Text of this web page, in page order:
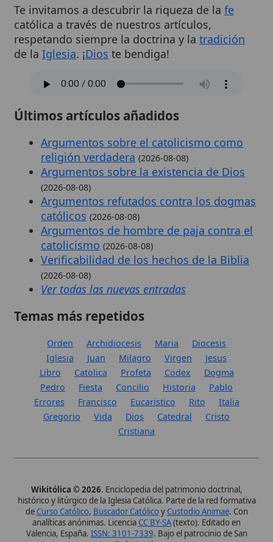
Argumentos de hombre de paja contra el
catolicismo (2026-08-08)
Verificabilidad de los hechos de la Biblia
(2026-08-08)
Ver todas las nuevas entradas
Temas más repetidos
Archidiocesis Maria
Iglesia
Juan Milagro Virgen
Libro
Catolica Profeta Codex
Dogma
Pedro
Fiesta Concilio Historia Pablo
Errores Francisco Eucaristico Rito
Gregorio Vida Dios Catedral
Cristo
Wikitólica © 2026. Enciclopedia del patrimonio doctrinal,
histórico y litúrgico de la Iglesia Católica. Parte de la red formativa
de Curso Católico,Buscador CatólicoyCustodio Animae. Con
analíticas anónimas. Licencia
Valencia, España.
ISSN: 3101-7339 . Bajo el patrocinio de San
Carlo Acutis.
Proceso editorial
Publicación seriada
Estadísticas
Aviso legal
Política de privacidad
Más visitados
Nuevas entradas
Aplicaciones
Kit de Prensa
Widgets para tu web
✦ SÍGUENOS EN
Canal de WhatsApp
Únete · publicación regular
Perfil de Instagram
Síguenos · @wikitolica